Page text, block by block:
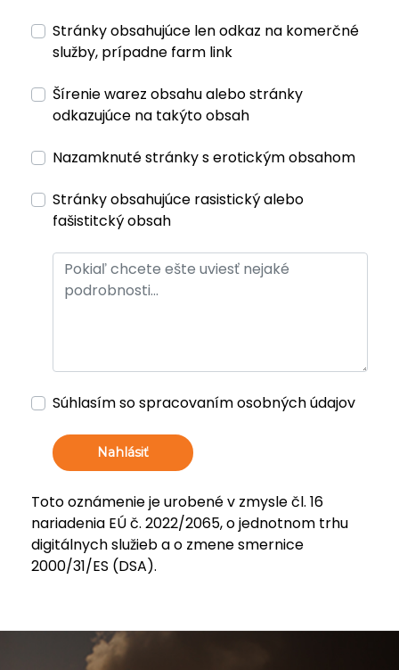
Stránky obsahujúce len odkaz na komerčné
služby, prípadne farm link
Šírenie warez obsahu alebo stránky
odkazujúce na takýto obsah
Nazamknuté stránky s erotickým obsahom
Stránky obsahujúce rasistický alebo
fašistitcký obsah
Súhlasím so spracovaním osobných údajov
Nahlásiť
Toto oznámenie je urobené v zmysle čl. 16
nariadenia EÚ č. 2022/2065, o jednotnom trhu
digitálnych služieb a o zmene smernice
2000/31/ES (DSA).